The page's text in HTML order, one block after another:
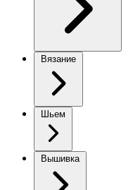
Вязание
Шьем
Вышивка